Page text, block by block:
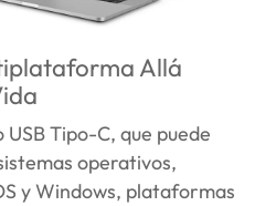
Allá
Tipo-C, que puede
operativos,
y Windows, plataformas